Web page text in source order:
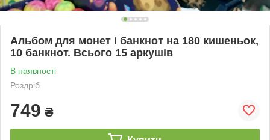
Альбом для монет і банкнот на 180 кишеньок,
10 банкнот. Всього 15 аркушів
В наявності
Роздріб
749 ₴